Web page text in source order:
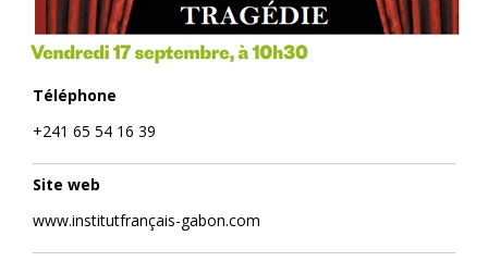
Téléphone
+241 65 54 16 39
Site web
www.institutfrançais-gabon.com